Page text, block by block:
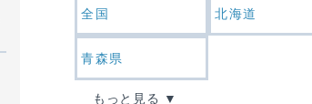
全国 北海道
青森県
もっと見る